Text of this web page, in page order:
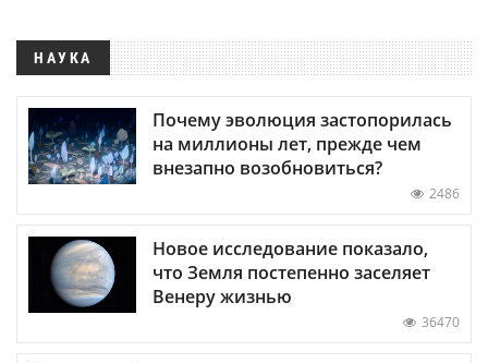
НАУКА
Почему эволюция застопорилась
на миллионы лет, прежде чем
внезапно возобновиться?
2486
Новое исследование показало,
что Земля постепенно заселяет
Венеру жизнью
36470